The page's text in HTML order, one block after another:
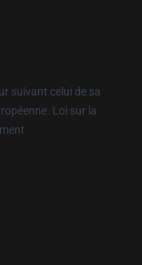
suivant celui de sa
Loi sur la